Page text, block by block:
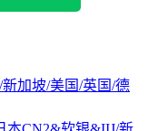
加坡/美国/英国/德